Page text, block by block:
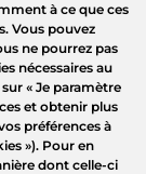
à ce que ces
Vous pouvez
ne pourrez pas
nécessaires au
« Je paramètre
et obtenir plus
préférences à
»). Pour en
dont celle-ci